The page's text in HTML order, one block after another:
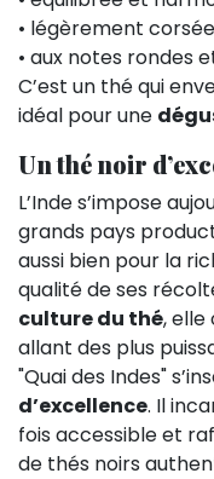
• légèrement
• aux notes rondes
C’est un thé qui
idéal pour une
Un thé noir
L’Inde s’impose
grands pays
aussi bien pour la
qualité de ses
culture du thé, elle
allant des plus
"Quai des Indes"
d’excellence. Il
fois accessible et
de thés noirs